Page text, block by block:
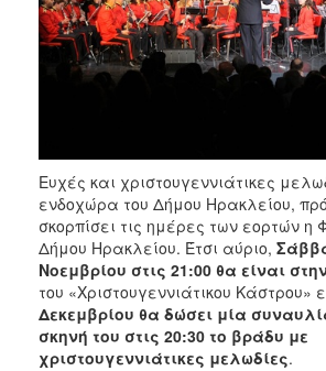
2011
2010
ΤΟΠΟΣ
ΠΟΛΙΤΙΣΜΟΣ
ΑΝΘΕΚΤΙΚΗ
ΠΟΛΗ
Ευχές και χριστουγεννιάτικες
ενδοχώρα του Δήμου Ηρακλείου,
σκορπίσει τις ημέρες των εορτών η
Δήμου Ηρακλείου. Έτσι αύριο,
Νοεμβρίου στις 21:00 θα είναι
του «Χριστουγεννιάτικου Κάστρου»
Δεκεμβρίου θα δώσει μία
σκηνή του στις 20:30 το βράδυ με
χριστουγεννιάτικες μελωδίες.